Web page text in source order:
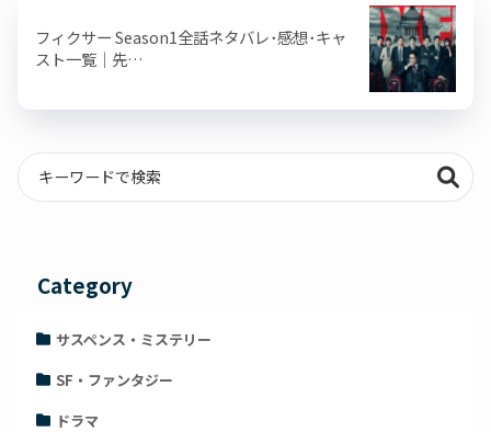
フィクサー Season1全話ネタバレ･感想･キャ
スト一覧｜先…
Category
サスペンス・ミステリー
SF・ファンタジー
ドラマ